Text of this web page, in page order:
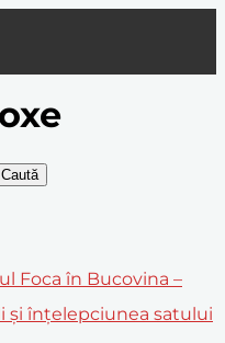
Caută
Foca în Bucovina –
și înțelepciunea satului